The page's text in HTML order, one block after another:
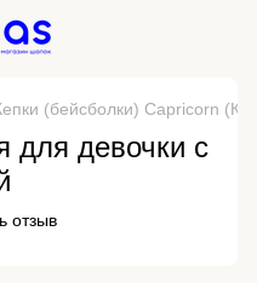
(бейсболки) Capricorn
для девочки с
отзыв